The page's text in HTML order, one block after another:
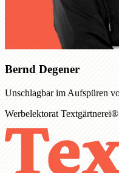
Bernd Degener
Unschlagbar im Aufspüren
Werbelektorat Textgärtnerei®